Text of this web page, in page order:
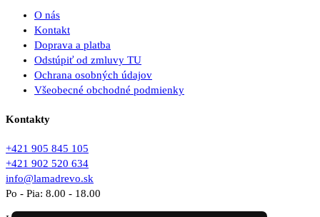
O nás
Kontakt
Doprava a platba
Odstúpiť od zmluvy TU
Ochrana osobných údajov
Všeobecné obchodné podmienky
Kontakty
+421 905 845 105
+421 902 520 634
info@lamadrevo.sk
Po - Pia: 8.00 - 18.00